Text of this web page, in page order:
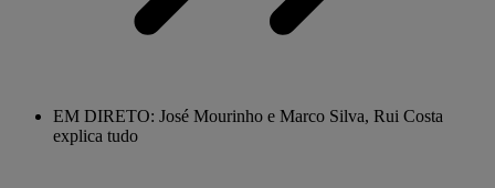
EM DIRETO: José Mourinho e Marco Silva, Rui Costa
explica tudo